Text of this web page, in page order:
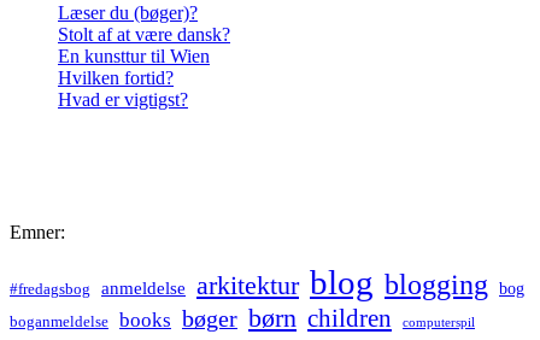
Læser du (bøger)?
Stolt af at være dansk?
En kunsttur til Wien
Hvilken fortid?
Hvad er vigtigst?
Emner:
#fredagsbog anmeldelse arkitektur blog blogging bog
boganmeldelse books bøger børn children computerspil